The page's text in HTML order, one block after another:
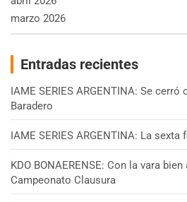
marzo 2026
Entradas recientes
IAME SERIES ARGENTINA: Se
Baradero
IAME SERIES ARGENTINA: La
KDO BONAERENSE: Con la vara
Campeonato Clausura